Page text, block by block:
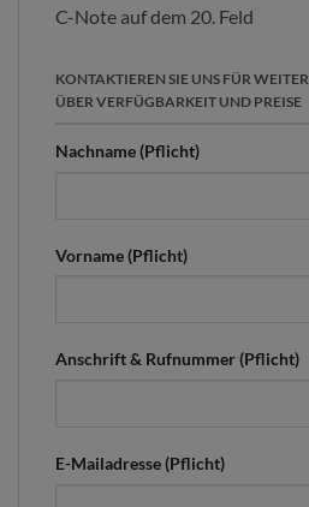
C-Note auf dem 20. Feld
KONTAKTIEREN SIE UNS FÜR
ÜBER VERFÜGBARKEIT UND PREISE
Nachname (Pflicht)
Vorname (Pflicht)
Anschrift & Rufnummer (Pflicht)
E-Mailadresse (Pflicht)